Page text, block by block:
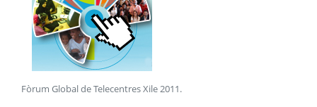
Fòrum Global de Telecentres Xile 2011.